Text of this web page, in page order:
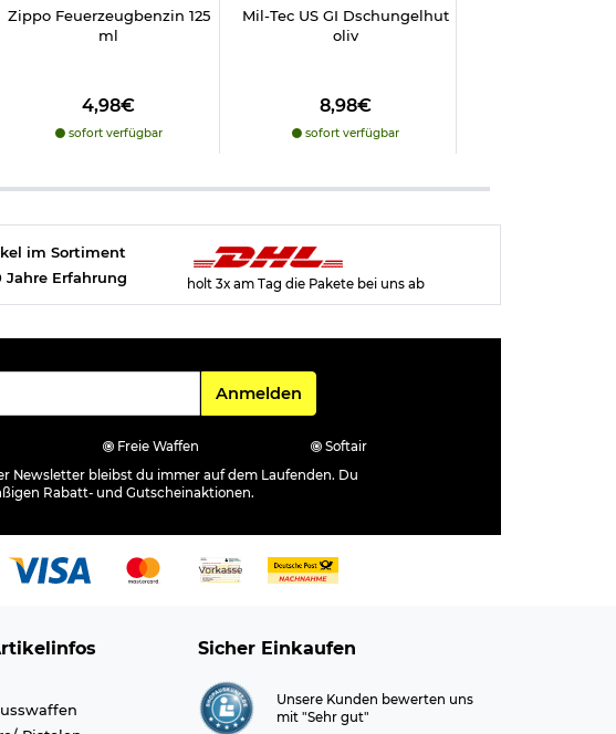
Zippo Feuerzeugbenzin 125
ml
4,98€
sofort verfügbar
Mil-Tec US GI Dschungelhut
oliv
8,98€
sofort verfügbar
im Sortiment
Jahre Erfahrung
holt 3x am Tag die Pakete bei uns ab
Für den Newsletter
Anmelden
Freie Waffen
Softair
Newsletter bleibst du immer auf dem Laufenden. Du
Rabatt- und Gutscheinaktionen.
Sicher Einkaufen
Unsere Kunden bewerten uns
mit "Sehr gut"